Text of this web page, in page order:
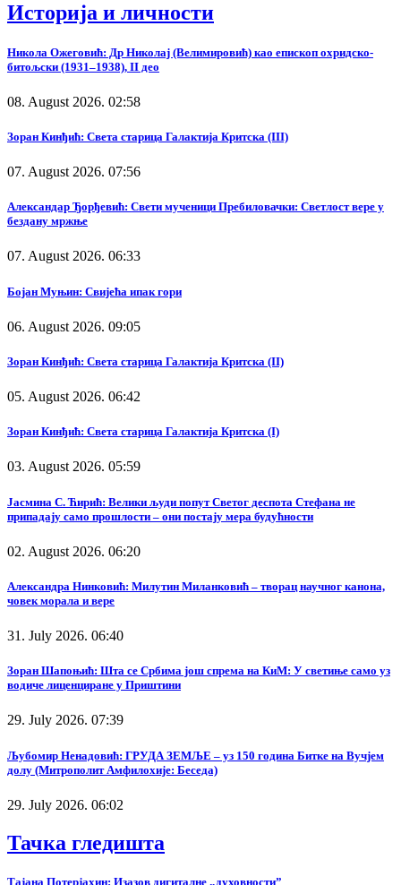
Историја и личности
Никола Ожеговић: Др Николај (Велимировић) као епископ охридско-
битољски (1931–1938), II део
08. August 2026. 02:58
Зоран Кинђић: Света старица Галактија Критска (III)
07. August 2026. 07:56
Александар Ђорђевић: Свети мученици Пребиловачки: Светлост вере у
бездану мржње
07. August 2026. 06:33
Бојан Муњин: Свијећа ипак гори
06. August 2026. 09:05
Зоран Кинђић: Света старица Галактија Критска (II)
05. August 2026. 06:42
Зоран Кинђић: Света старица Галактија Критска (I)
03. August 2026. 05:59
Јасмина С. Ћирић: Велики људи попут Светог деспота Стефана не
припадају само прошлости – они постају мера будућности
02. August 2026. 06:20
Александра Нинковић: Милутин Миланковић – творац научног канона,
човек морала и вере
31. July 2026. 06:40
Зоран Шапоњић: Шта се Србима још спрема на КиМ: У светиње само уз
водиче лиценциране у Приштини
29. July 2026. 07:39
Љубомир Ненадовић: ГРУДА ЗЕМЉЕ – уз 150 година Битке на Вучјем
долу (Митрополит Амфилохије: Беседа)
29. July 2026. 06:02
Тачка гледишта
Тајана Потерјахин: Изазов дигиталне „духовности”